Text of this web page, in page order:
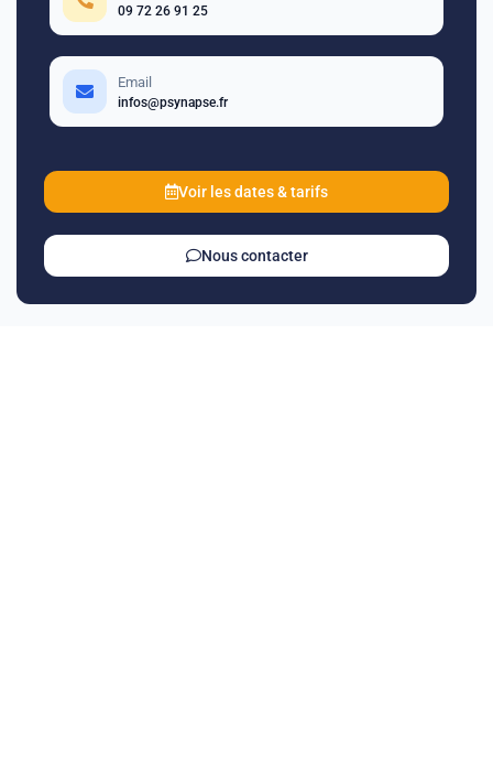
09 72 26 91 25
Email
infos@psynapse.fr
Voir les dates & tarifs
Nous contacter